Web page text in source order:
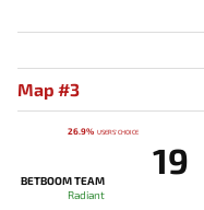
Map #3
26.9% USERS' CHOICE
BETBOOM TEAM
Radiant
19